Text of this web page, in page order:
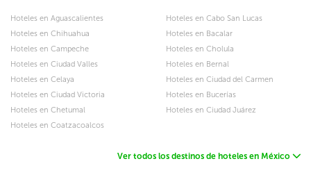
Hoteles en Aguascalientes
Hoteles en Cabo San Lucas
Hoteles en Chihuahua
Hoteles en Bacalar
Hoteles en Campeche
Hoteles en Cholula
Hoteles en Ciudad Valles
Hoteles en Bernal
Hoteles en Celaya
Hoteles en Ciudad del Carmen
Hoteles en Ciudad Victoria
Hoteles en Bucerías
Hoteles en Chetumal
Hoteles en Ciudad Juárez
Hoteles en Coatzacoalcos
Ver todos los destinos de hoteles en México